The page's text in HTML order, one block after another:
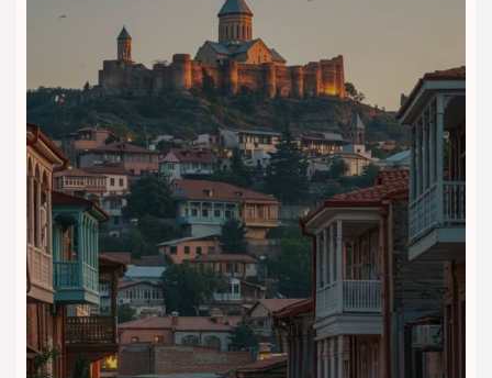
مهمانان قرار گرفته است.
اگرچه رستوران هتل محدود به وعده صبحانه است، اما به مهمانان
امکان سفارش غذا از رستوران‌های اطراف و صرف آن در رستوران یا
اتاق نیز داده می‌شود. کارکنان بخش پذیرش می‌توانند بهترین
رستوران‌های محلی را به شما معرفی کنند یا غذا برایتان سفارش
دهند.